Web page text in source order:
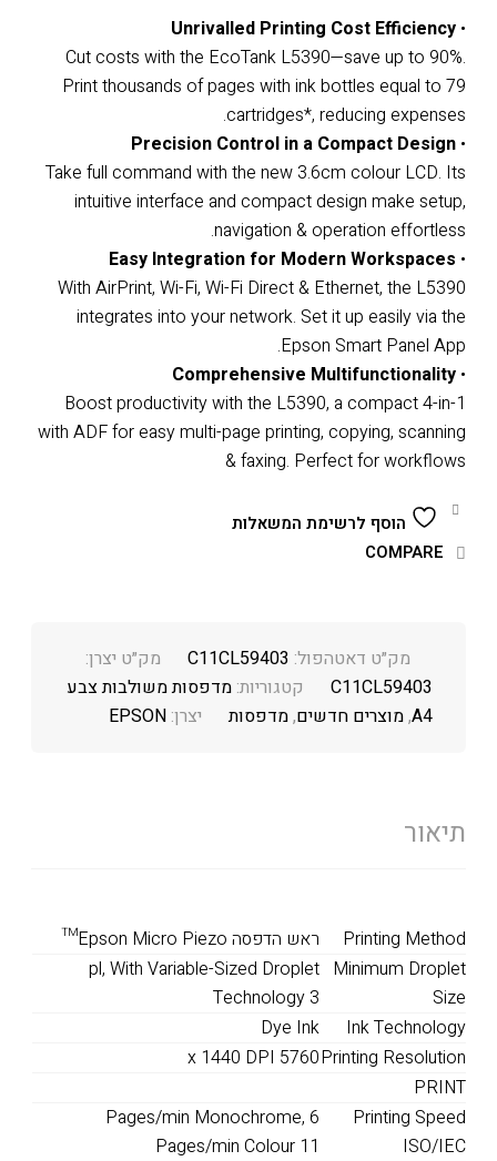
•
Unrivalled Printing Cost Efficiency
Cut costs with the EcoTank L5390—save up to 90%.
Print thousands of pages with ink bottles equal to 79
cartridges*, reducing expenses.
•
Precision Control in a Compact Design
Take full command with the new 3.6cm colour LCD. Its
intuitive interface and compact design make setup,
navigation & operation effortless.
•
Easy Integration for Modern Workspaces
With AirPrint, Wi-Fi, Wi-Fi Direct & Ethernet, the L5390
integrates into your network. Set it up easily via the
Epson Smart Panel App.
•
Comprehensive Multifunctionality
Boost productivity with the L5390, a compact 4-in-1
with ADF for easy multi-page printing, copying, scanning
& faxing. Perfect for workflows
הוסף לרשימת המשאלות
COMPARE
מק״ט דאטהפול: C11CL59403
מק״ט יצרן:
C11CL59403
קטגוריות:מדפסות משולבות צבע
A4
,מוצרים חדשים,מדפסות יצרן:EPSON
תיאור
Printing Method
ראש הדפסה Epson Micro Piezo™
Minimum Droplet
Size
pl, With Variable-Sized Droplet
Technology 3
Ink Technology
Dye Ink
Printing Resolution
x 1440 DPI 5760
PRINT
Printing Speed
ISO/IEC
Pages/min Monochrome, 6
Pages/min Colour 11